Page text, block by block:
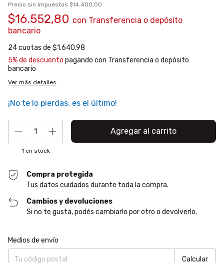
Precio sin impuestos $14.400,00
$16.552,80 con Transferencia o depósito
bancario
24cuotas de $1.640,98
5% de descuento pagando con Transferencia o depósito
bancario
Ver más detalles
¡No te lo pierdas, es el último!
1 en stock
Compra protegida
Tus datos cuidados durante toda la compra.
Cambios y devoluciones
Si no te gusta, podés cambiarlo por otro o devolverlo.
Entregas para el CP:
Medios de envío
Calcular